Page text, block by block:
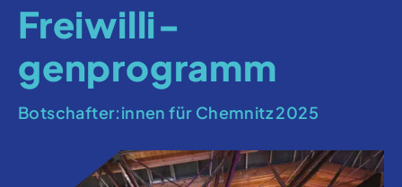
Frei­willi­
genprogramm
Botschafter:innen für Chemnitz 2025